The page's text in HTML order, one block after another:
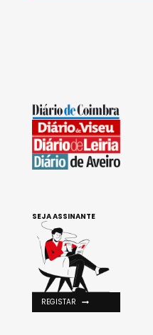
SEJA ASSINANTE
REGISTAR